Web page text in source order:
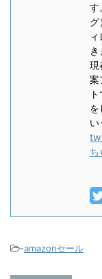
す
グ
現
案
を
い
ち
-amazonセール